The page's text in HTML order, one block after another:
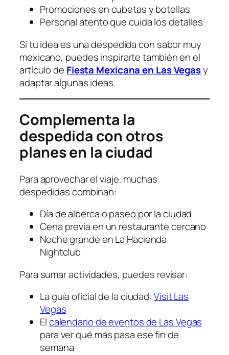
Promociones en cubetas y botellas
Personal atento que cuida los detalles
Si tu idea es una despedida con sabor muy
mexicano, puedes inspirarte también en el
artículo de Fiesta Mexicana en Las Vegasy
adaptar algunas ideas.
Complementa la
despedida con otros
planes en la ciudad
Para aprovechar el viaje, muchas
despedidas combinan:
Día de alberca o paseo por la ciudad
Cena previa en un restaurante cercano
Noche grande en La Hacienda
Nightclub
Para sumar actividades, puedes revisar:
La guía oficial de la ciudad:Visit Las
Vegas
Elcalendario de eventos de Las Vegas
para ver qué más pasa ese fin de
semana